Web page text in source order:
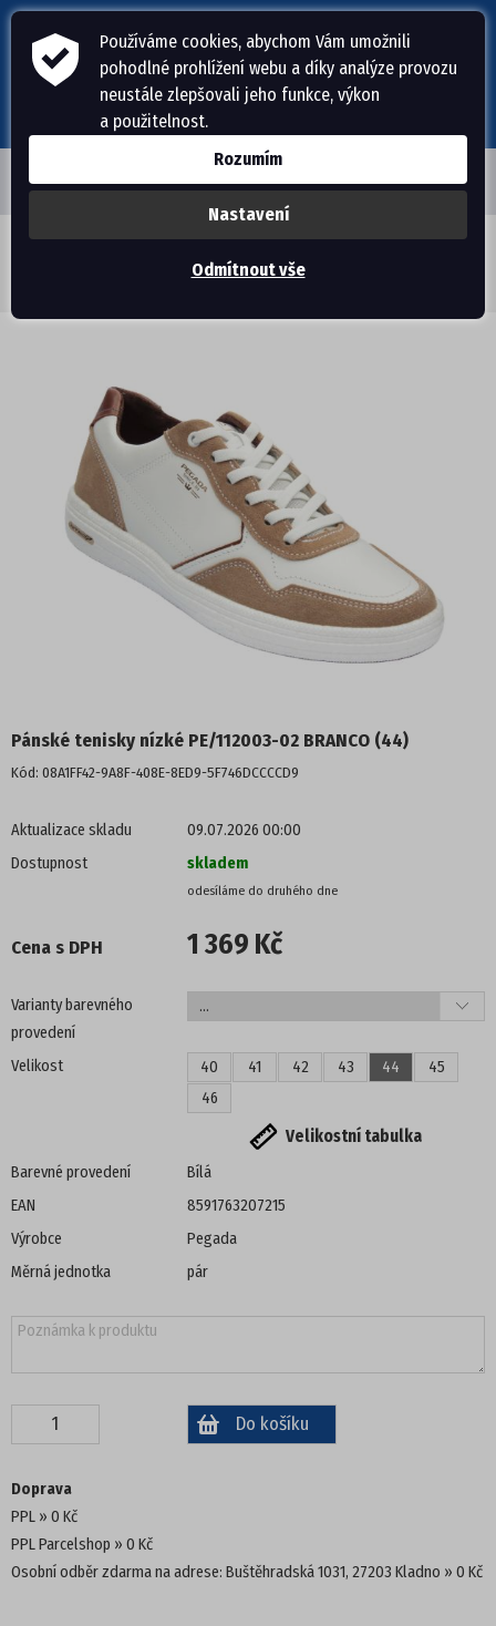
ÚVODNÍ STRÁNKA
DOMÁCÍ OBUV
SANDÁLE
POLOBOTKY
TENISKY
ZIMNÍ OBUV
DÁMSKÁ OBUV
PANTOFLE, ŽABKY
ZIMNÍ
POLOBOTKY
PROFI
Pánské tenisky nízké PE/112003-02 BRANCO (44)
Pánské tenisky nízké PE/112003-02 BRANCO (44)
Kód: 08A1FF42-9A8F-408E-8ED9-5F746DCCCCD9
Aktualizace skladu
09.07.2026 00:00
Dostupnost
skladem
Cena s DPH 1 369 Kč
Varianty barevného
provedení
Velikost
40 41 42 43 44
45
46
Velikostní tabulka
Barevné provedení
Bílá
EAN
8591763207215
Výrobce
Pegada
Měrná jednotka
pár
Doprava
PPL
0 Kč
PPL Parcelshop
0 Kč
Osobní odběr zdarma na adrese: Buštěhradská 1031, 27203 Kladno
0 Kč
Používáme cookies, abychom Vám umožnili
pohodlné prohlížení webu a díky analýze provozu
neustále zlepšovali jeho funkce, výkon
a použitelnost.
Rozumím
Nastavení
Odmítnout vše